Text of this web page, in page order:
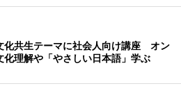
化共生テーマに社会人向け講座 オン
化理解や「やさしい日本語」学ぶ